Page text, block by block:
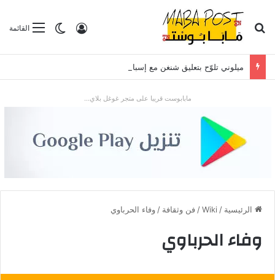
القائمةالوضع
تسجيل الدخول بحث عن
ميلوني تلوّح بتعليق شنغن مع إسبانيا بعد موجة الهجرة في سبتة
مابابوست قريبا على متجر غوغل بلاي...
الرئيسية /
Wiki
/ فن وثقافة / وفاء الحرباوي
وفاء الحرباوي